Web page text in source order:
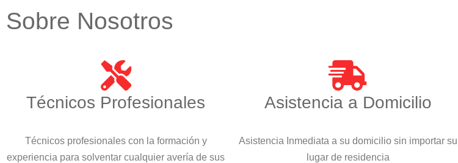
Sobre Nosotros
Técnicos Profesionales
Técnicos profesionales con la formación y
experiencia para solventar cualquier avería de sus
Asistencia a Domicilio
Asistencia Inmediata a su domicilio sin importar su
lugar de residencia